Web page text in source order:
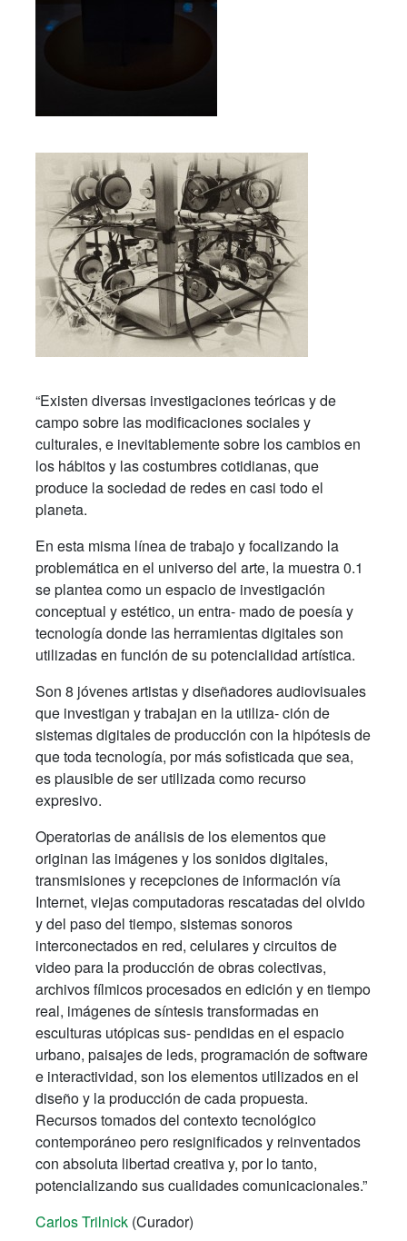
“Existen diversas investigaciones teóricas y de
campo sobre las modificaciones sociales y
culturales, e inevitablemente sobre los cambios en
los hábitos y las costumbres cotidianas, que
produce la sociedad de redes en casi todo el
planeta.
En esta misma línea de trabajo y focalizando la
problemática en el universo del arte, la muestra 0.1
se plantea como un espacio de investigación
conceptual y estético, un entra- mado de poesía y
tecnología donde las herramientas digitales son
utilizadas en función de su potencialidad artística.
Son 8 jóvenes artistas y diseñadores audiovisuales
que investigan y trabajan en la utiliza- ción de
sistemas digitales de producción con la hipótesis de
que toda tecnología, por más sofisticada que sea,
es plausible de ser utilizada como recurso
expresivo.
Operatorias de análisis de los elementos que
originan las imágenes y los sonidos digitales,
transmisiones y recepciones de información vía
Internet, viejas computadoras rescatadas del olvido
y del paso del tiempo, sistemas sonoros
interconectados en red, celulares y circuitos de
video para la producción de obras colectivas,
archivos fílmicos procesados en edición y en tiempo
real, imágenes de síntesis transformadas en
esculturas utópicas sus- pendidas en el espacio
urbano, paisajes de leds, programación de software
e interactividad, son los elementos utilizados en el
diseño y la producción de cada propuesta.
Recursos tomados del contexto tecnológico
contemporáneo pero resignificados y reinventados
con absoluta libertad creativa y, por lo tanto,
potencializando sus cualidades comunicacionales.”
Carlos Trilnick (Curador)